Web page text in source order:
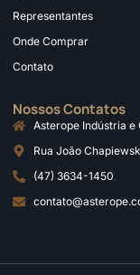
Representantes
Onde Comprar
Contato
Nossos Contatos
Asterope Indústria e
Rua João
(47) 3634-1450